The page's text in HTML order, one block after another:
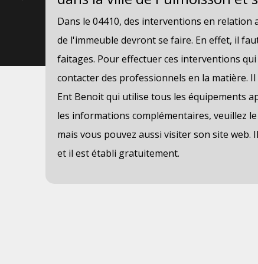
Dans le 04410, des interventions en relation
de l'immeuble devront se faire. En effet, il
faitages. Pour effectuer ces interventions
contacter des professionnels en la matière.
Ent Benoit qui utilise tous les équipements
les informations complémentaires, veuillez
mais vous pouvez aussi visiter son site web.
et il est établi gratuitement.